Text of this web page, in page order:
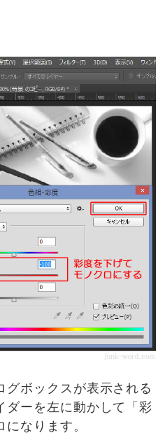
グボックスが表示される
ダーを左に動かして「彩
なります。